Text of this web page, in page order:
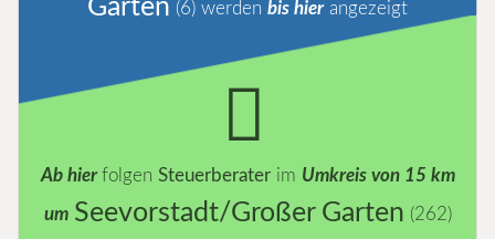
Garten (6) werden bis hierangezeigt
Ab hierfolgen Steuerberaterim Umkreis von 15 km
um Seevorstadt/Großer Garten (262)